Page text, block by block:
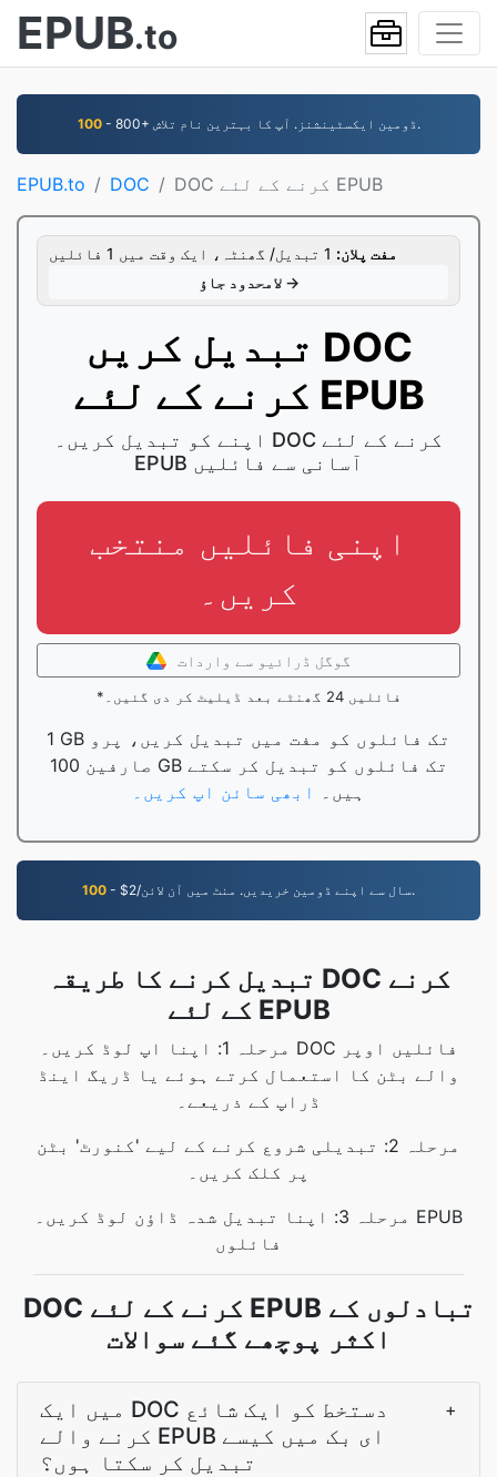
EPUB.to
100 - 800+ ڈومین ایکسٹینشنز. آپ کا بہترین نام تلاش.
EPUB.to DOC DOC کرنے کے لئے EPUB
مفت پلان:
لامحدود جاؤ →
تبدیل کریں DOC
کرنے کے لئے EPUB
اپنے کو تبدیل کریں۔ DOC کرنے کے لئے
EPUB آسانی سے فائلیں
اپنی فائلیں منتخب
کریں۔
گوگل ڈرائیو سے واردات
*فائلیں 24 گھنٹے بعد ڈیلیٹ کر دی گئیں۔
1 GB تک فائلوں کو مفت میں تبدیل کریں، پرو
صارفین 100 GB تک فائلوں کو تبدیل کر سکتے
ہیں۔ ابھی سائن اپ کریں۔
100 - $2/سال سے اپنے ڈومین خریدیں. منٹ میں آن لائن.
تبدیل کرنے کا طریقہ DOC کرنے
کے لئے EPUB
مرحلہ 1: اپنا اپ لوڈ کریں۔ DOC فائلیں اوپر
والے بٹن کا استعمال کرتے ہوئے یا ڈریگ اینڈ
ڈراپ کے ذریعے۔
مرحلہ 2: تبدیلی شروع کرنے کے لیے 'کنورٹ' بٹن
پر کلک کریں۔
مرحلہ 3: اپنا تبدیل شدہ ڈاؤن لوڈ کریں۔ EPUB
فائلوں
DOC کرنے کے لئے EPUB تبادلوں کے
اکثر پوچھے گئے سوالات
میں ایک DOC دستخط کو ایک شائع
کرنے والے EPUB ای بک میں کیسے
تبدیل کر سکتا ہوں؟
+